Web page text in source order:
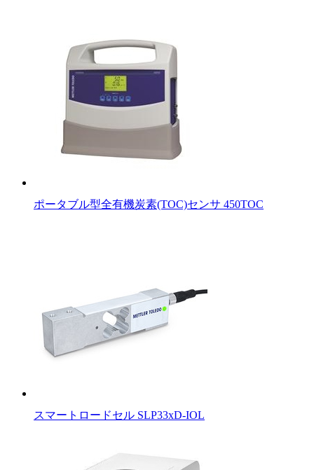
ポータブル型全有機炭素(TOC)センサ 450TOC
スマートロードセル SLP33xD-IOL